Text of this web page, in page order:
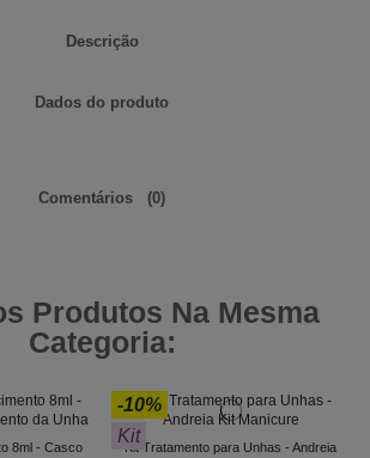
Descrição
Dados do produto
Comentários (0)
Produtos Na Mesma
Categoria:
8ml - Casco
-10%
Kit
Kit Tratamento para Unhas - Andreia